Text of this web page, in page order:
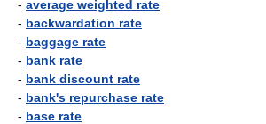
- average weighted rate
- backwardation rate
- baggage rate
- bank rate
- bank discount rate
- bank's repurchase rate
- base rate